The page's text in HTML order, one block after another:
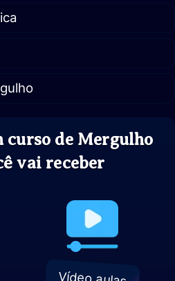
curso de Mergulho
vai receber